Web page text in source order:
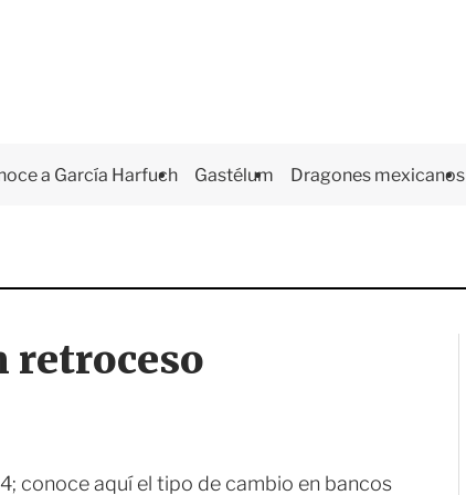
a García Harfuch Gastélum Dragones mexicanos
retroceso
conoce aquí el tipo de cambio en bancos